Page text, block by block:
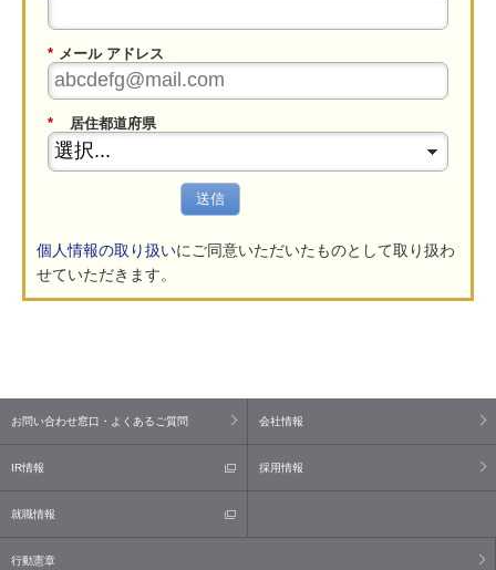
* メール アドレス
* 居住都道府県
送信
個人情報の取り扱いにご同意いただいたものとして取り扱わ
せていただきます。
お問い合わせ窓口・よくあるご質問 会社情報
IR情報 採用情報
就職情報
行動憲章